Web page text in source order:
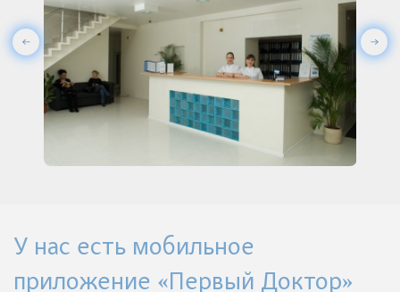
У нас есть мобильное
приложение «Первый Доктор»